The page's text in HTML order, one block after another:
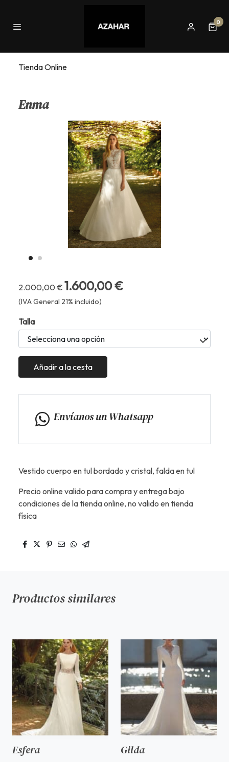
0
Tienda Online
Enma
2.000,00 €1.600,00 €
(IVA General 21% incluido)
Talla
Añadir a la cesta
Envíanos un Whatsapp
Vestido cuerpo en tul bordado y cristal, falda en tul
Precio online valido para compra y entrega bajo
condiciones de la tienda online, no valido en tienda
física
Productos similares
Esfera Gilda